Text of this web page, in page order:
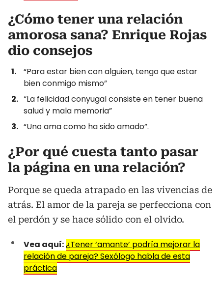
¿Cómo tener una relación
amorosa sana? Enrique Rojas
dio consejos
“Para estar bien con alguien, tengo que estar
bien conmigo mismo”
“La felicidad conyugal consiste en tener buena
salud y mala memoria”
“Uno ama como ha sido amado”.
¿Por qué cuesta tanto pasar
la página en una relación?
Porque se queda atrapado en las vivencias de
atrás. El amor de la pareja se perfecciona con
el perdón y se hace sólido con el olvido.
Vea aquí:¿Tener ‘amante’ podría mejorar la
relación de pareja? Sexólogo habla de esta
práctica